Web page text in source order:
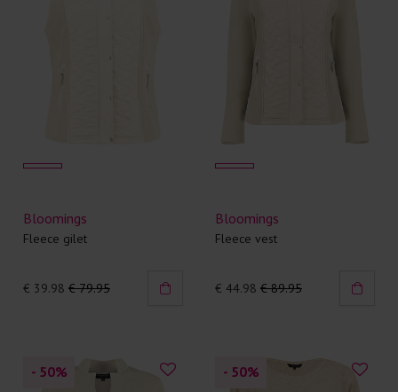
Bloomings
Fleece gilet
€ 39.98 € 79.95
Bloomings
Fleece vest
€ 44.98 € 89.95
- 50% - 50%